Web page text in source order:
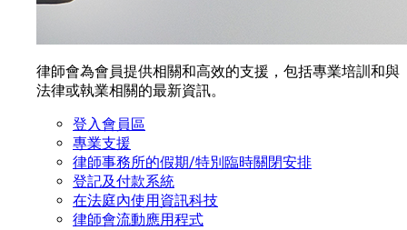
律師會為會員提供相關和高效的支援，包括專業培訓和與
法律或執業相關的最新資訊。
登入會員區
專業支援
律師事務所的假期/特別臨時關閉安排
登記及付款系統
在法庭內使用資訊科技
律師會流動應用程式